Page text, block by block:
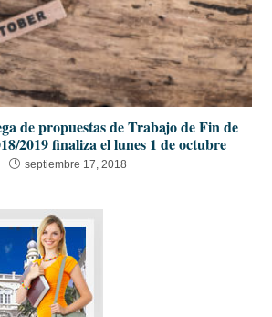
de propuestas de Trabajo de Fin de
2019 finaliza el lunes 1 de octubre
septiembre 17, 2018